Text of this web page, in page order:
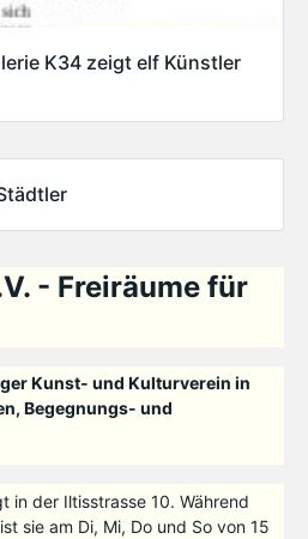
K34 zeigt elf Künstler
- Freiräume für
Kunst- und Kulturverein in
Begegnungs- und
in der Iltisstrasse 10. Während
sie am Di, Mi, Do und So von 15